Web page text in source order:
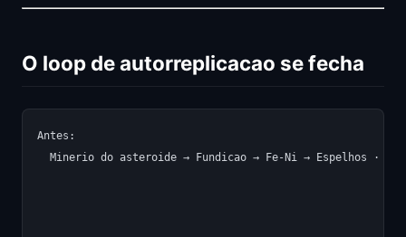
O loop de autorreplicacao se fecha
Antes:
Minerio do asteroide → Fundicao → Fe-Ni → Espelhos ·